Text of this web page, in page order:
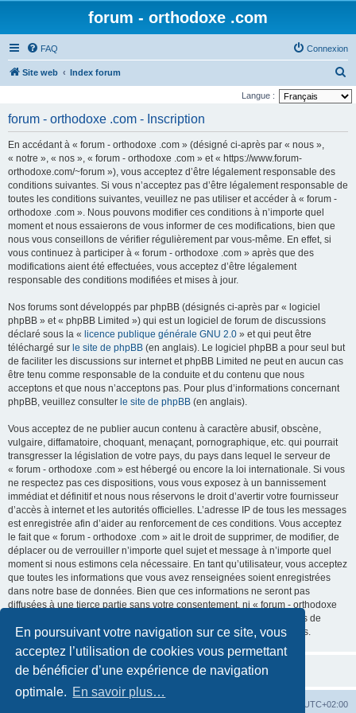
En poursuivant votre navigation sur ce site, vous
acceptez l’utilisation de cookies vous permettant
de bénéficier d’une expérience de navigation
optimale. En savoir plus…
forum - orthodoxe .com
FAQ Connexion
Site web Index forum
e
Langue :
forum - orthodoxe .com - Inscription
En accédant à « forum - orthodoxe .com » (désigné ci-après par « nous »,
« notre », « nos », « forum - orthodoxe .com » et « https://www.forum-
orthodoxe.com/~forum »), vous acceptez d’être légalement responsable des
conditions suivantes. Si vous n’acceptez pas d’être légalement responsable de
toutes les conditions suivantes, veuillez ne pas utiliser et accéder à « forum -
orthodoxe .com ». Nous pouvons modifier ces conditions à n’importe quel
moment et nous essaierons de vous informer de ces modifications, bien que
nous vous conseillons de vérifier régulièrement par vous-même. En effet, si
vous continuez à participer à « forum - orthodoxe .com » après que des
modifications aient été effectuées, vous acceptez d’être légalement
responsable des conditions modifiées et mises à jour.
Nos forums sont développés par phpBB (désignés ci-après par « logiciel
phpBB » et « phpBB Limited ») qui est un logiciel de forum de discussions
déclaré sous la « licence publique générale GNU 2.0 » et qui peut être
téléchargé sur le site de phpBB (en anglais). Le logiciel phpBB a pour seul but
de faciliter les discussions sur internet et phpBB Limited ne peut en aucun cas
être tenu comme responsable de la conduite et du contenu que nous
acceptons et que nous n’acceptons pas. Pour plus d’informations concernant
phpBB, veuillez consulter le site de phpBB (en anglais).
Vous acceptez de ne publier aucun contenu à caractère abusif, obscène,
vulgaire, diffamatoire, choquant, menaçant, pornographique, etc. qui pourrait
transgresser la législation de votre pays, du pays dans lequel le serveur de
« forum - orthodoxe .com » est hébergé ou encore la loi internationale. Si vous
ne respectez pas ces dispositions, vous vous exposez à un bannissement
immédiat et définitif et nous nous réservons le droit d’avertir votre fournisseur
d’accès à internet et les autorités officielles. L’adresse IP de tous les messages
est enregistrée afin d’aider au renforcement de ces conditions. Vous acceptez
le fait que « forum - orthodoxe .com » ait le droit de supprimer, de modifier, de
déplacer ou de verrouiller n’importe quel sujet et message à n’importe quel
moment si nous estimons cela nécessaire. En tant qu’utilisateur, vous acceptez
que toutes les informations que vous avez renseignées soient enregistrées
dans notre base de données. Bien que ces informations ne seront pas
diffusées à une tierce partie sans votre consentement, ni « forum - orthodoxe
.com », ni phpBB, ne pourront être tenus comme responsables en cas de
tentative de piratage informatique visant à compromettre vos données.
UTC+02:00